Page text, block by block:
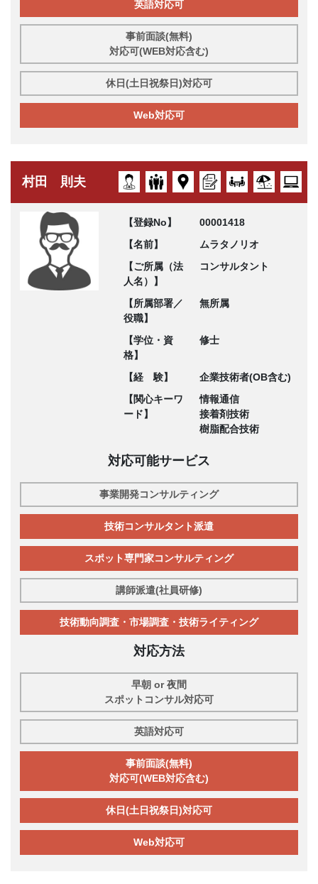
英語対応可
事前面談(無料)
対応可(WEB対応含む)
休日(土日祝祭日)対応可
Web対応可
村田 則夫
【登録No】
00001418
【名前】
ムラタノリオ
【ご所属（法
人名）】
コンサルタント
【所属部署／
役職】
無所属
【学位・資
格】
修士
【経 験】
企業技術者(OB含む)
【関心キーワ
ード】
情報通信
接着剤技術
樹脂配合技術
対応可能サービス
事業開発コンサルティング
技術コンサルタント派遣
スポット専門家コンサルティング
講師派遣(社員研修)
技術動向調査・市場調査・技術ライティング
対応方法
早朝 or 夜間
スポットコンサル対応可
英語対応可
事前面談(無料)
対応可(WEB対応含む)
休日(土日祝祭日)対応可
Web対応可